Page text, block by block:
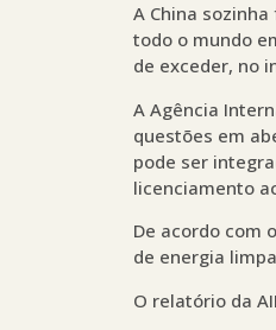
A China
todo o mundo
de exceder, no
A Agência
questões em
pode ser
licenciamento
De acordo com
de energia
O relatório da